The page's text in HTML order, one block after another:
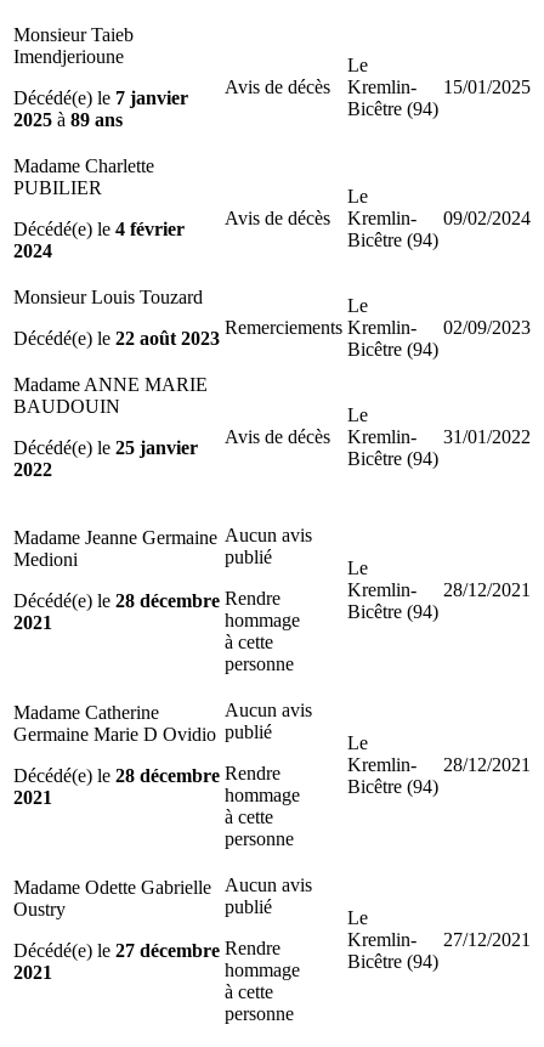
Monsieur Taieb
Imendjerioune
Décédé(e) le 7 janvier
2025 à 89 ans
Avis de décès
Le
Kremlin-
Bicêtre (94)
15/01/2025
Madame Charlette
PUBILIER
Décédé(e) le 4 février
2024
Avis de décès
Le
Kremlin-
Bicêtre (94)
09/02/2024
Monsieur Louis Touzard
Décédé(e) le 22 août 2023
Remerciements
Le
Kremlin-
Bicêtre (94)
02/09/2023
Madame ANNE MARIE
BAUDOUIN
Décédé(e) le 25 janvier
2022
Avis de décès
Le
Kremlin-
Bicêtre (94)
31/01/2022
Madame Jeanne Germaine
Medioni
Décédé(e) le 28 décembre
2021
Aucun avis
publié
Rendre
hommage
à cette
personne
Le
Kremlin-
Bicêtre (94)
28/12/2021
Madame Catherine
Germaine Marie D Ovidio
Décédé(e) le 28 décembre
2021
Aucun avis
publié
Rendre
hommage
à cette
personne
Le
Kremlin-
Bicêtre (94)
28/12/2021
Madame Odette Gabrielle
Oustry
Décédé(e) le 27 décembre
2021
Aucun avis
publié
Rendre
hommage
à cette
personne
Le
Kremlin-
Bicêtre (94)
27/12/2021